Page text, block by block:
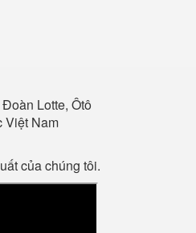
Lotte, Ôtô
Việt Nam
của chúng tôi.